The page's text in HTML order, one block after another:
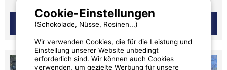
Cookie-Einstellungen
(Schokolade, Nüsse, Rosinen...)
Wir verwenden Cookies, die für die Leistung und
Einstellung unserer Website unbedingt
erforderlich sind. Wir können auch Cookies
verwenden, um gezielte Werbung für unsere